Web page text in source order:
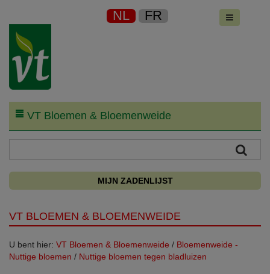
NL FR
VT Bloemen & Bloemenweide
MIJN ZADENLIJST
VT BLOEMEN & BLOEMENWEIDE
U bent hier: VT Bloemen & Bloemenweide / Bloemenweide -
Nuttige bloemen / Nuttige bloemen tegen bladluizen